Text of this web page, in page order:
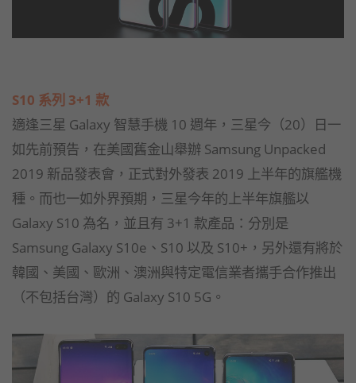
S10 系列 3+1 款
適逢三星 Galaxy 智慧手機 10 週年，三星今（20）日一
如先前預告，在美國舊金山舉辦 Samsung Unpacked
2019 新品發表會，正式對外發表 2019 上半年的旗艦機
種。而也一如外界預期，三星今年的上半年旗艦以
Galaxy S10 為名，並且有 3+1 款產品：分別是
Samsung Galaxy S10e、S10 以及 S10+，另外還有將於
韓國、美國、歐洲、澳洲與特定電信業者攜手合作推出
（不包括台灣）的 Galaxy S10 5G。